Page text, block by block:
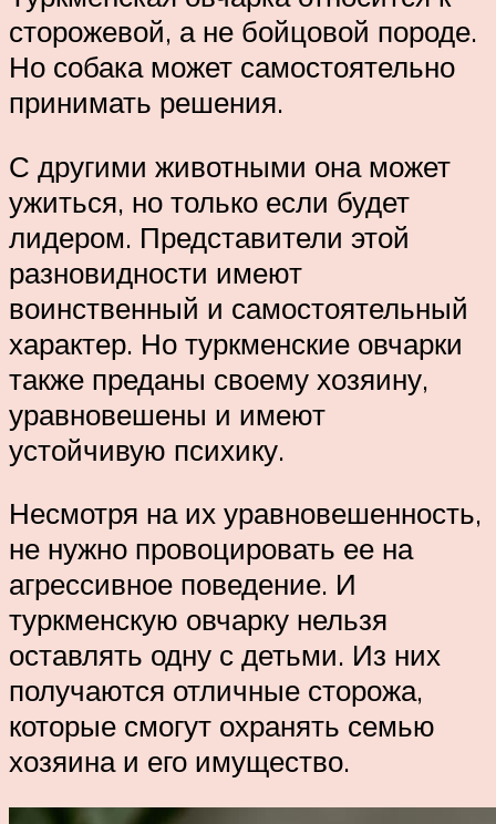
сторожевой, а не бойцовой породе.
Но собака может самостоятельно
принимать решения.
С другими животными она может
ужиться, но только если будет
лидером. Представители этой
разновидности имеют
воинственный и самостоятельный
характер. Но туркменские овчарки
также преданы своему хозяину,
уравновешены и имеют
устойчивую психику.
Несмотря на их уравновешенность,
не нужно провоцировать ее на
агрессивное поведение. И
туркменскую овчарку нельзя
оставлять одну с детьми. Из них
получаются отличные сторожа,
которые смогут охранять семью
хозяина и его имущество.